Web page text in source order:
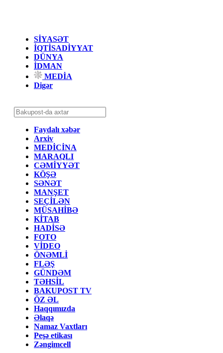
SİYASƏT
İQTİSADİYYAT
DÜNYA
İDMAN
MEDİA
Digər
Faydalı xəbər
Arxiv
MEDİCİNA
MARAQLI
CƏMİYYƏT
KÖŞƏ
SƏNƏT
MANŞET
SEÇİLƏN
MÜSAHİBƏ
KİTAB
HADİSƏ
FOTO
VİDEO
ÖNƏMLİ
FLƏŞ
GÜNDƏM
TƏHSİL
BAKUPOST TV
ÖZ ƏL
Haqqımızda
Əlaqə
Namaz Vaxtları
Peşə etikası
Zəngimcell